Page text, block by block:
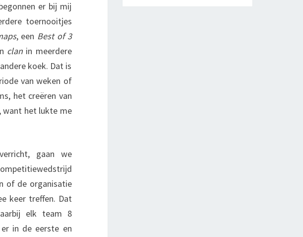
er bij mij
toernooitjes
, een Best of 3
clanin meerdere
koek. Dat is
van weken of
het creëren van
want het lukte me
gaan we
of de organisatie
keer treffen. Dat
elk team 8
in de eerste en